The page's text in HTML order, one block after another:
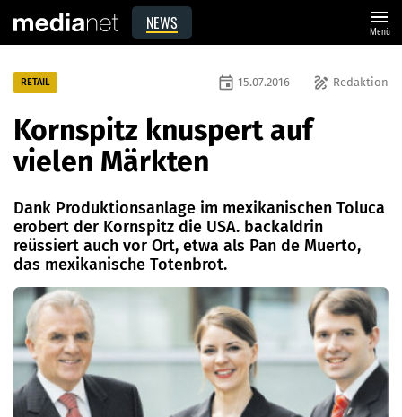
NEWS menu
Menü
RETAIL draw Redaktion
event 15.07.2016
Kornspitz knuspert auf
vielen Märkten
Dank Produktionsanlage im mexikanischen Toluca
erobert der Kornspitz die USA. backaldrin
reüssiert auch vor Ort, etwa als Pan de Muerto,
das mexikanische Totenbrot.